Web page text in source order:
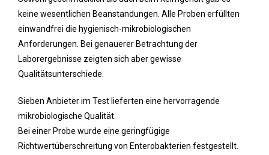
keine wesentlichen Beanstandungen. Alle Proben erfüllten
einwandfrei die hygienisch-mikrobiologischen
Anforderungen. Bei genauerer Betrachtung der
Laborergebnisse zeigten sich aber gewisse
Qualitätsunterschiede.
Sieben Anbieter im Test lieferten eine hervorragende
mikrobiologische Qualität.
Bei einer Probe wurde eine geringfügige
Richtwertüberschreitung von Enterobakterien festgestellt.